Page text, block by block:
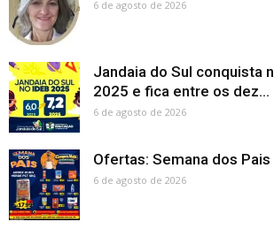
6 de agosto de 2026
Jandaia do Sul conquista
2025 e fica entre os dez...
6 de agosto de 2026
Ofertas: Semana dos Pais
6 de agosto de 2026